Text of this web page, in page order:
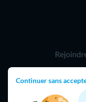
Continuer sans
09